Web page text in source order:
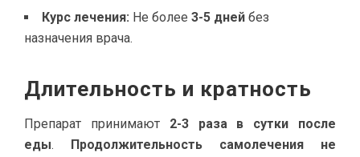
Курс лечения: Не более 3-5 дней без
назначения врача.
Длительность и кратность
Препарат принимают 2-3 раза в сутки после
еды. Продолжительность самолечения не